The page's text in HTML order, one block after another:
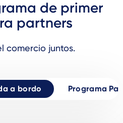
de primer
partners
comercio juntos.
a bordo Programa